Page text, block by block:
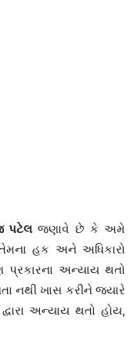
પટેલજણાવે છે કે અમે
હક અને અધિકારો
પ્રકારના અન્યાય થતો
નથી ખાસ કરીને જ્યારે
અન્યાય થતો હોય,